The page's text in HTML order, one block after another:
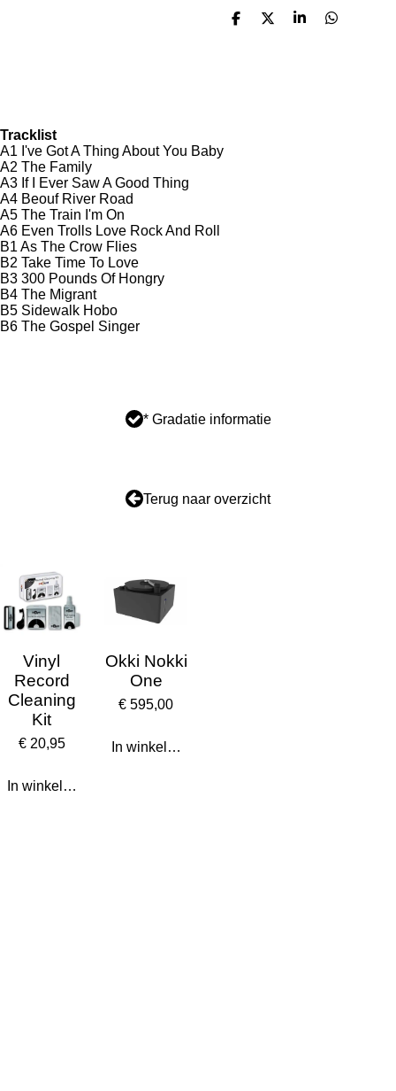
D
D
S
D
Tracklist
A1 I've Got A Thing About You Baby
A2 The Family
A3 If I Ever Saw A Good Thing
A4 Beouf River Road
A5 The Train I'm On
A6 Even Trolls Love Rock And Roll
B1 As The Crow Flies
B2 Take Time To Love
B3 300 Pounds Of Hongry
B4 The Migrant
B5 Sidewalk Hobo
B6 The Gospel Singer
* Gradatie informatie
Terug naar overzicht
Vinyl
Record
Cleaning
Kit
€ 20,95
In winkelwagen
Okki Nokki
One
€ 595,00
In winkelwagen